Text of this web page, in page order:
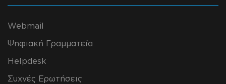
Webmail
Ψηφιακή Γραμματεία
Helpdesk
Συχνές Ερωτήσεις